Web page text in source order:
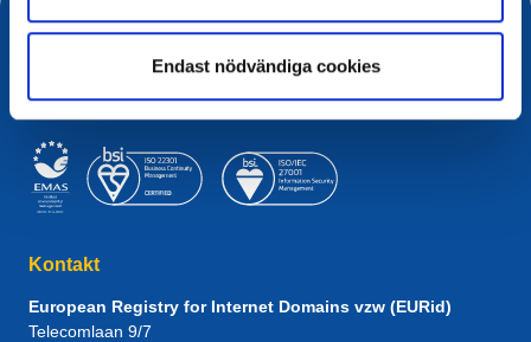
Endast nödvändiga cookies
Kontakt
European Registry for Internet Domains vzw (EURid)
Telecomlaan 9/7